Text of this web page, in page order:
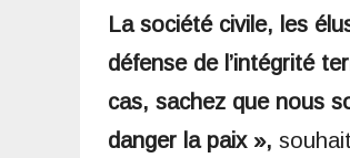
La société civile, les
défense de l’intégrité
cas, sachez que nous
danger la paix »,